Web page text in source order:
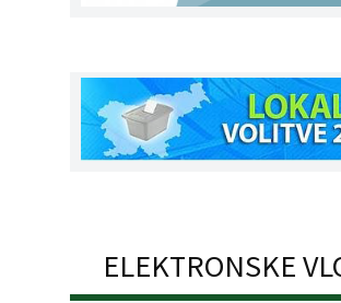
ELEKTRONSKE